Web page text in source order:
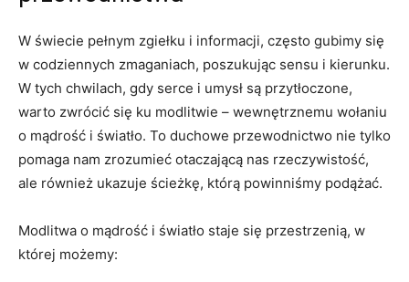
W‌ świecie pełnym zgiełku i informacji, często⁢ gubimy​ się⁣
w codziennych zmaganiach, poszukując sensu i kierunku.
W tych chwilach, gdy serce i umysł są ⁤przytłoczone,
warto zwrócić się ku modlitwie – wewnętrznemu wołaniu
o ‍mądrość i światło. To duchowe przewodnictwo nie tylko
​pomaga ‌nam zrozumieć otaczającą ‌nas rzeczywistość,
ale również ukazuje ścieżkę, którą powinniśmy podążać.
Modlitwa o mądrość ⁣i światło staje się przestrzenią, w
której możemy: